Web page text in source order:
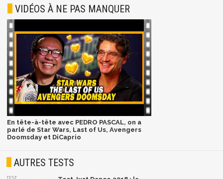
VIDÉOS À NE PAS MANQUER
En tête-à-tête avec PEDRO PASCAL, on a
parlé de Star Wars, Last of Us, Avengers
Doomsday et DiCaprio
AUTRES TESTS